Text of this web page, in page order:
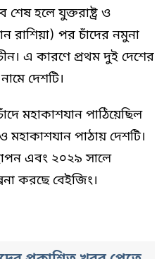
হলে যুক্তরাষ্ট্র ও
রাশিয়া) পর চাঁদের নমুনা
এ কারণে প্রথম দুই দেশের
দেশটি।
মহাকাশযান পাঠিয়েছিল
পাঠায় দেশটি।
এবং ২০২৯ সালে
করছে বেইজিং।